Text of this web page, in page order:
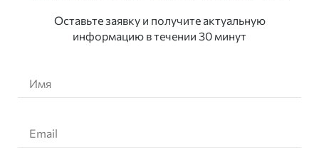
Оставьте заявку и получите актуальную
информацию в течении 30 минут